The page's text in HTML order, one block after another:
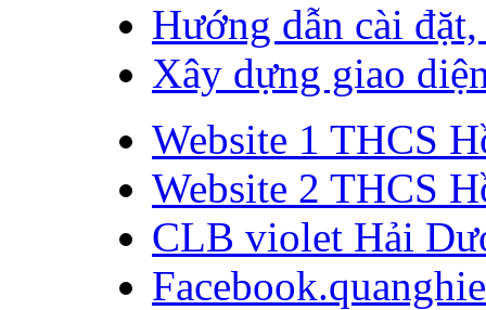
Hướng dẫn cài
Xây dựng giao
Website 1 THCS
Website 2 THCS
CLB violet Hải